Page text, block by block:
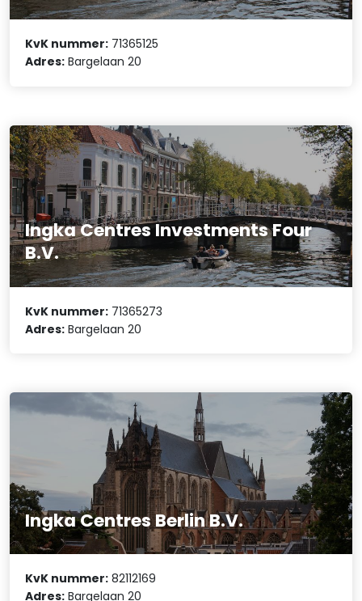
KvK nummer: 71365125
Adres: Bargelaan 20
Ingka Centres Investments Four
B.V.
KvK nummer: 71365273
Adres: Bargelaan 20
Ingka Centres Berlin B.V.
KvK nummer: 82112169
Adres: Bargelaan 20